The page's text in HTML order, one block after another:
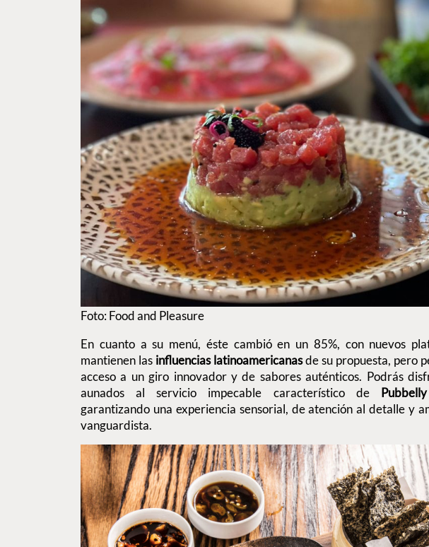
Foto: Food and Pleasure
En cuanto a su menú, éste cambió en un 85%, con nuevos
mantienen las influencias latinoamericanasde su propuesta, pero
acceso a un giro innovador y de sabores auténticos. Podrás
aunados al servicio impecable característico de
garantizando una experiencia sensorial, de atención al detalle y
vanguardista.